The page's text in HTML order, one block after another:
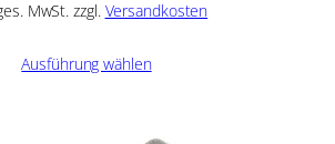
MwSt. zzgl. Versandkosten
Ausführung wählen